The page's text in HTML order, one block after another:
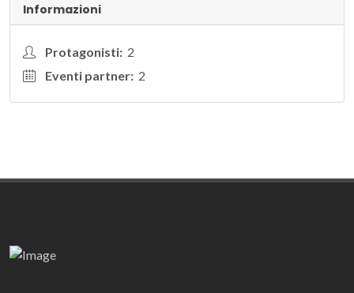
Informazioni
Protagonisti: 2
Eventi partner: 2